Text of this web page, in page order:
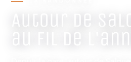
Autour de
au fil de